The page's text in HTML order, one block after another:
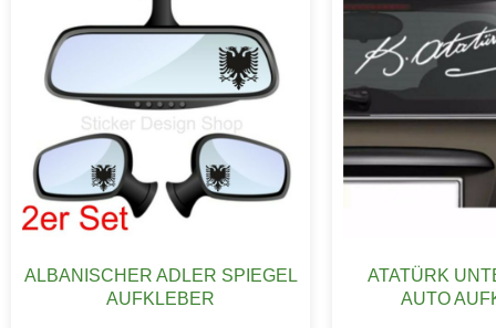
ALBANISCHER ADLER SPIEGEL
AUFKLEBER
ATATÜRK
AUTO